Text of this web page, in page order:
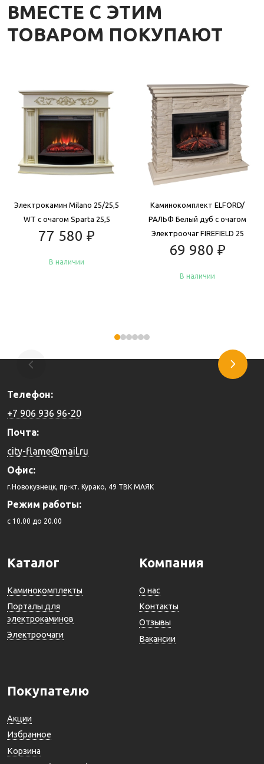
ВМЕСТЕ С ЭТИМ
ТОВАРОМ ПОКУПАЮТ
Электрокамин Milano 25/25,5
WT с очагом Sparta 25,5
77 580 ₽
В наличии
Каминокомплект ELFORD/
РАЛЬФ Белый дуб с очагом
Электроочаг FIREFIELD 25
69 980 ₽
В наличии
Телефон:
+7 906 936 96-20
Почта:
city-flame@mail.ru
Офис:
г.Новокузнецк, пр-кт. Курако, 49 ТВК МАЯК
Режим работы:
c 10.00 до 20.00
Каталог
Каминокомплекты
Порталы для
электрокаминов
Электроочаги
Компания
О нас
Контакты
Отзывы
Вакансии
Покупателю
Акции
Избранное
Корзина